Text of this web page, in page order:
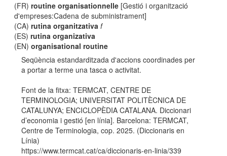
(FR)routine organisationnelle [Gestió i organització
d'empreses:Cadena de subministrament]
(CA)rutina organitzativa f
(ES)rutina organizativa
(EN)organisational routine
Seqüència estandarditzada d'accions coordinades per
a portar a terme una tasca o activitat.
Font de la fitxa: TERMCAT, CENTRE DE
TERMINOLOGIA; UNIVERSITAT POLITÈCNICA DE
CATALUNYA; ENCICLOPÈDIA CATALANA. Diccionari
d’economia i gestió [en línia]. Barcelona: TERMCAT,
Centre de Terminologia, cop. 2025. (Diccionaris en
Línia)
https://www.termcat.cat/ca/diccionaris-en-linia/339